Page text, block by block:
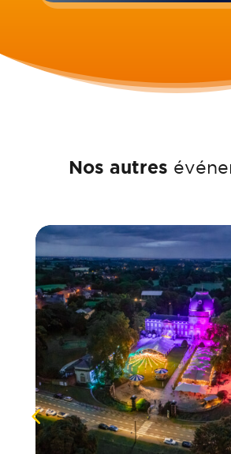
Nos autres